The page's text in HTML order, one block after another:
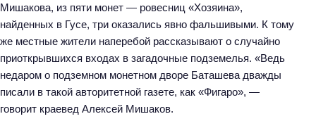
Мишакова, из пяти монет — ровесниц «Хозяина»,
найденных в Гусе, три оказались явно фальшивыми. К тому
же местные жители наперебой рассказывают о случайно
приоткрывшихся входах в загадочные подземелья. «Ведь
недаром о подземном монетном дворе Баташева дважды
писали в такой авторитетной газете, как «Фигаро», —
говорит краевед Алексей Мишаков.